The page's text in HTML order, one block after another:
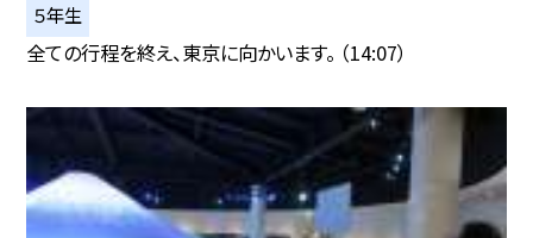
５年生
全ての行程を終え、東京に向かいます。 （14:07）